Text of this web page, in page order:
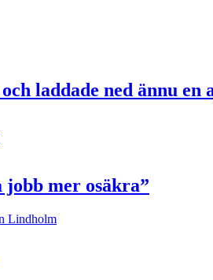
laddade ned ännu en
jobb mer osäkra”
Lindholm